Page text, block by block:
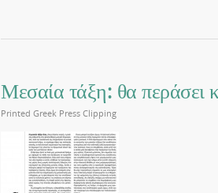
Μεσαία τάξη: θα περάσει
Printed Greek Press Clipping